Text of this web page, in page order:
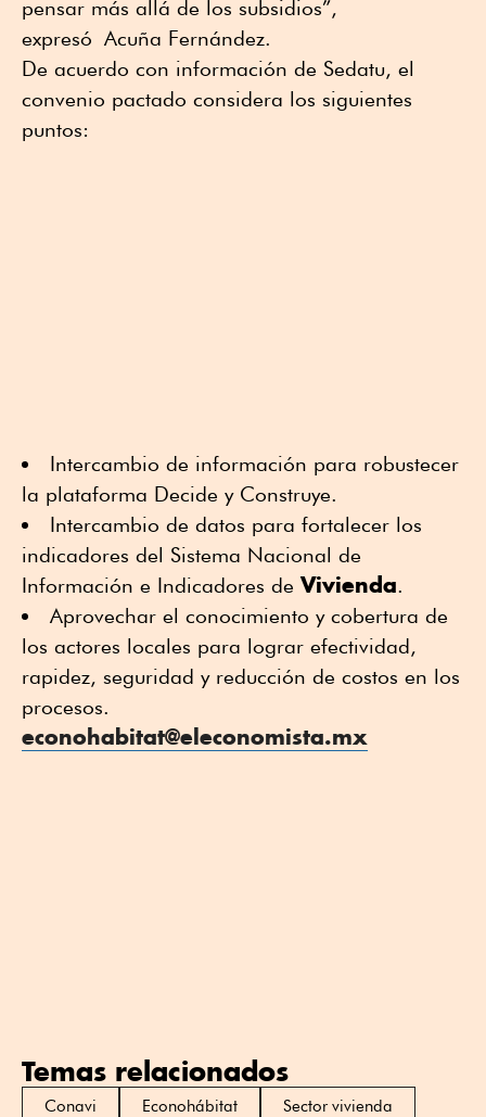
pensar más allá de los subsidios”,
expresó Acuña Fernández.
De acuerdo con información de Sedatu, el
convenio pactado considera los siguientes
puntos:
Intercambio de información para robustecer
la plataforma Decide y Construye.
Intercambio de datos para fortalecer los
indicadores del Sistema Nacional de
Información e Indicadores deVivienda.
Aprovechar el conocimiento y cobertura de
los actores locales para lograr efectividad,
rapidez, seguridad y reducción de costos en los
procesos.
econohabitat@eleconomista.mx
Temas relacionados
Conavi Econohábitat
Sector vivienda